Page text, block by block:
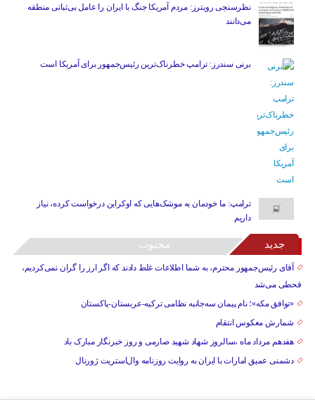
نظرسنجی رویترز: مردم آمریکا جنگ با ایران را عامل بی‌ثباتی منطقه
می‌دانند
برنی سندرز: ترامپ خطرناک‌ترین رئیس‌جمهور برای آمریکا است
ترامپ: ما خودمان به موشک‌هایی که اوکراین درخواست کرده، نیاز
داریم
جدید محبوب
آقای رئیس‌جمهور محترم، به شما اطلاعات غلط دادند که اگر ارز را گران نمی‌کردیم،
قحطی می‌شد
«توافق مکه»؛ نام پیمان سه‌جانبه نظامی ترکیه-عربستان-پاکستان
شمارش معکوس انتقام
هفدهم مرداد ماه ،سالروز شهاد شهید صارمی و روز خبرنگار مبارک باد
دشمنی عمیق امارات با ایران به روایت روزنامه وال‌استریت ژورنال